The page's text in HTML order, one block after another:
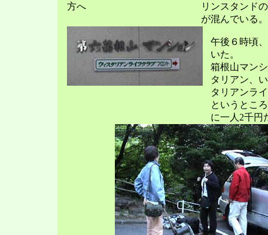
方へ
リンスタンド
が混んでいる。
午後６時頃
いた。
箱根山マン
タリアン、
タリアンラ
というとこ
に一人2千円